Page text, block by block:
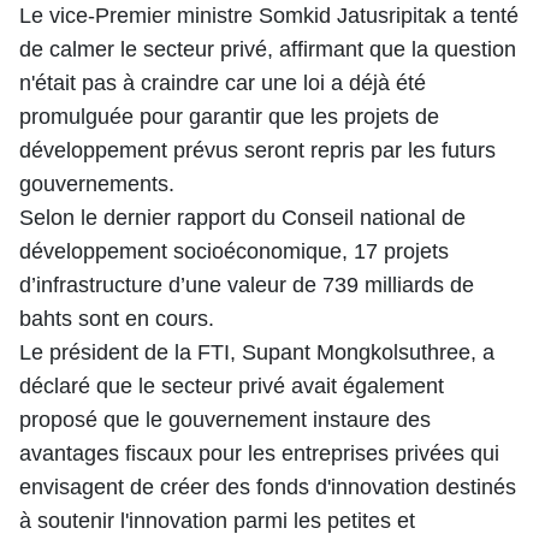
Le vice-Premier ministre Somkid Jatusripitak a tenté
de calmer le secteur privé, affirmant que la question
n'était pas à craindre car une loi a déjà été
promulguée pour garantir que les projets de
développement prévus seront repris par les futurs
gouvernements.
Selon le dernier rapport du Conseil national de
développement socioéconomique, 17 projets
d’infrastructure d’une valeur de 739 milliards de
bahts sont en cours.
Le président de la FTI, Supant Mongkolsuthree, a
déclaré que le secteur privé avait également
proposé que le gouvernement instaure des
avantages fiscaux pour les entreprises privées qui
envisagent de créer des fonds d'innovation destinés
à soutenir l'innovation parmi les petites et